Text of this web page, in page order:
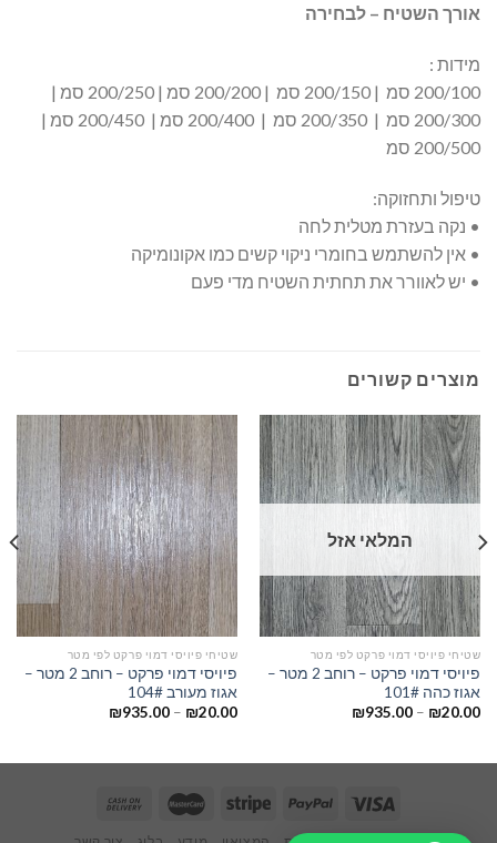
אורך השטיח – לבחירה
מידות :
200/100 סמ | 200/150 סמ | 200/200 סמ | 200/250 סמ |
200/300 סמ | 200/350 סמ | 200/400 סמ | 200/450 סמ |
200/500 סמ
טיפול ותחזוקה:
• נקה בעזרת מטלית לחה
• אין להשתמש בחומרי ניקוי קשים כמו אקונומיקה
• יש לאוורר את תחתית השטיח מדי פעם
מוצרים קשורים
המלאי אזל
שטיחי פיויסי דמוי פרקט לפי מטר
פיויסי דמוי פרקט – רוחב 2 מטר –
אגוז כהה 101#
₪20.00
–
₪935.00
שטיחי פיויסי דמוי פרקט לפי מטר
פיויסי דמוי פרקט – רוחב 2 מטר –
אגוז מעורב 104#
₪20.00
–
₪935.00